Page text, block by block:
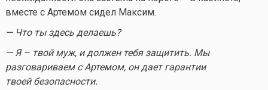
вместе с Артемом сидел Максим.
— Что ты здесь делаешь?
— Я – твой муж, и должен тебя защитить. Мы
разговариваем с Артемом, он дает гарантии
твоей безопасности.